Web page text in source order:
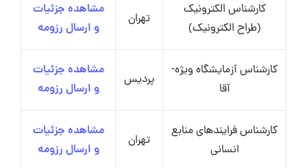
کارشناس الکترونیک
(طراح الکترونیک)
تهران
مشاهده جزئیات
و ارسال رزومه
کارشناس آزمایشگاه ویژه-
آقا
پردیس
مشاهده جزئیات
و ارسال رزومه
کارشناس فرایندهای منابع
انسانی
تهران
مشاهده جزئیات
و ارسال رزومه